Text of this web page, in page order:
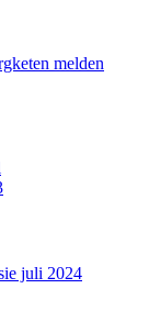
melden
juli 2024